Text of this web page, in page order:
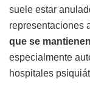
suele estar
representaciones
que se
especialmente
hospitales